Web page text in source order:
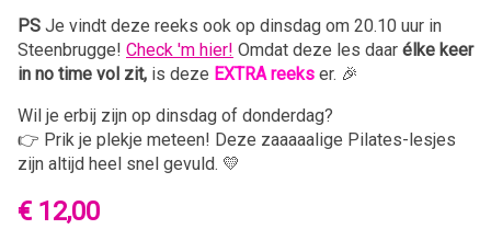
PS Je vindt deze reeks ook op dinsdag om 20.10 uur in
Steenbrugge! Check 'm hier! Omdat deze les daar élke keer
in no time vol zit, is deze EXTRA reeks er. 🎉
Wil je erbij zijn op dinsdag of donderdag?
👉 Prik je plekje meteen! Deze zaaaaalige Pilates-lesjes
zijn altijd heel snel gevuld. 💛
€ 12,00